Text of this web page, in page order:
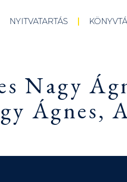
NYITVATARTÁS
Nagy
Ágnes,